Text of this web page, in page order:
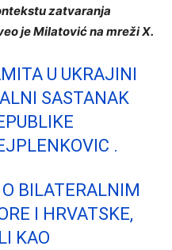
zatvaranja
je Milatović na mreži X.
U UKRAJINI
SASTANAK
.
BILATERALNIM
I HRVATSKE,
KAO